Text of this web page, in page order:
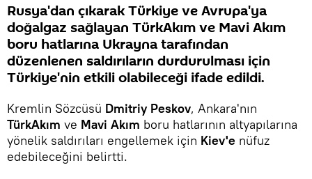
Rusya'dan çıkarak Türkiye ve Avrupa'ya
doğalgaz sağlayan TürkAkım ve Mavi Akım
boru hatlarına Ukrayna tarafından
düzenlenen saldırıların durdurulması için
Türkiye'nin etkili olabileceği ifade edildi.
Kremlin Sözcüsü Dmitriy Peskov, Ankara'nın
TürkAkım ve Mavi Akım boru hatlarının altyapılarına
yönelik saldırıları engellemek için Kiev'e nüfuz
edebileceğini belirtti.